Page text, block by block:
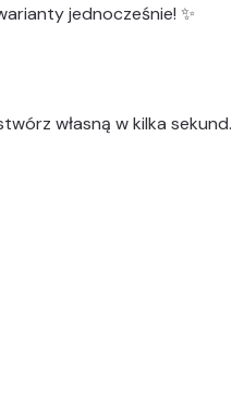
jednocześnie! ✨
własną w kilka sekund.